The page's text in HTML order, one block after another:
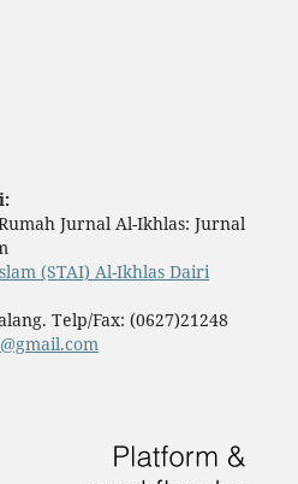
Jurnal Al-Ikhlas: Jurnal
(STAI) Al-Ikhlas Dairi
Telp/Fax: (0627)21248